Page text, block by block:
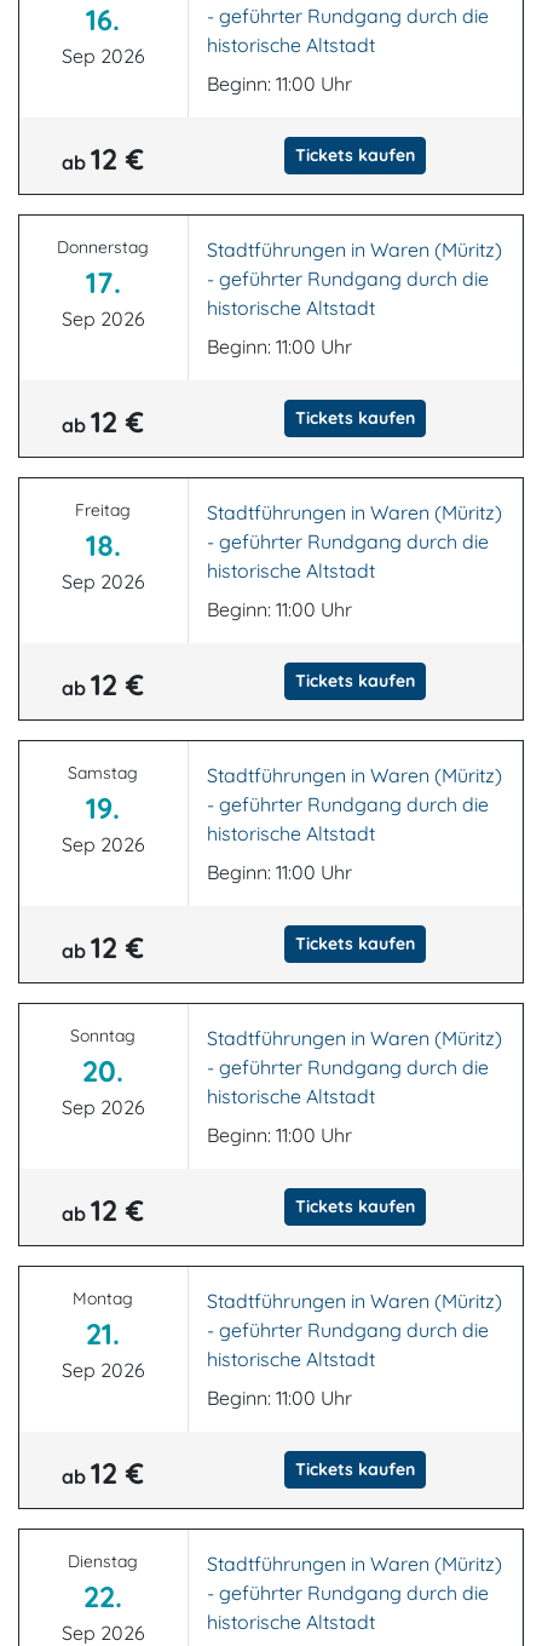
16.
Sep 2026
- geführter Rundgang durch die
historische Altstadt
Beginn: 11:00 Uhr
ab12 € Tickets kaufen
Donnerstag
17.
Sep 2026
Stadtführungen in Waren (Müritz)
- geführter Rundgang durch die
historische Altstadt
Beginn: 11:00 Uhr
ab12 € Tickets kaufen
Freitag
18.
Sep 2026
Stadtführungen in Waren (Müritz)
- geführter Rundgang durch die
historische Altstadt
Beginn: 11:00 Uhr
ab12 € Tickets kaufen
Samstag
19.
Sep 2026
Stadtführungen in Waren (Müritz)
- geführter Rundgang durch die
historische Altstadt
Beginn: 11:00 Uhr
ab12 € Tickets kaufen
Sonntag
20.
Sep 2026
Stadtführungen in Waren (Müritz)
- geführter Rundgang durch die
historische Altstadt
Beginn: 11:00 Uhr
ab12 € Tickets kaufen
Montag
21.
Sep 2026
Stadtführungen in Waren (Müritz)
- geführter Rundgang durch die
historische Altstadt
Beginn: 11:00 Uhr
ab12 € Tickets kaufen
Dienstag
22.
Sep 2026
Stadtführungen in Waren (Müritz)
- geführter Rundgang durch die
historische Altstadt